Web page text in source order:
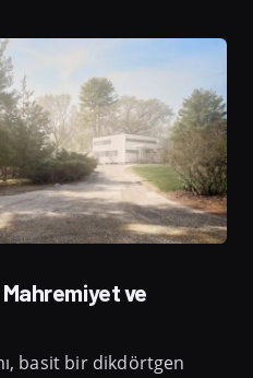
ve
basit bir dikdörtgen